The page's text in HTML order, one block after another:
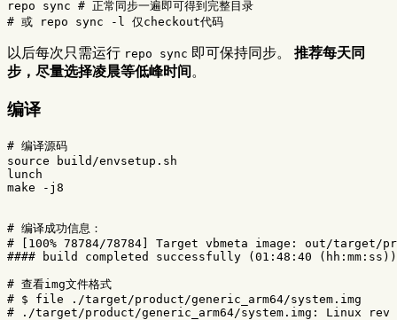
repo sync # 正常同步一遍即可得到完整目录
# 或 repo sync -l 仅checkout代码
以后每次只需运行 repo sync 即可保持同步。 推荐每天同
步，尽量选择凌晨等低峰时间 。
编译
# 编译源码
source
build/envsetup.sh
lunch
make
-j8
# 编译成功信息：
# [100% 78784/78784] Target vbmeta image: out/target/
#### build completed successfully (01:48:40 (hh:mm:ss))
# 查看img文件格式
# $ file ./target/product/generic_arm64/system.img
# ./target/product/generic_arm64/system.img: Linux